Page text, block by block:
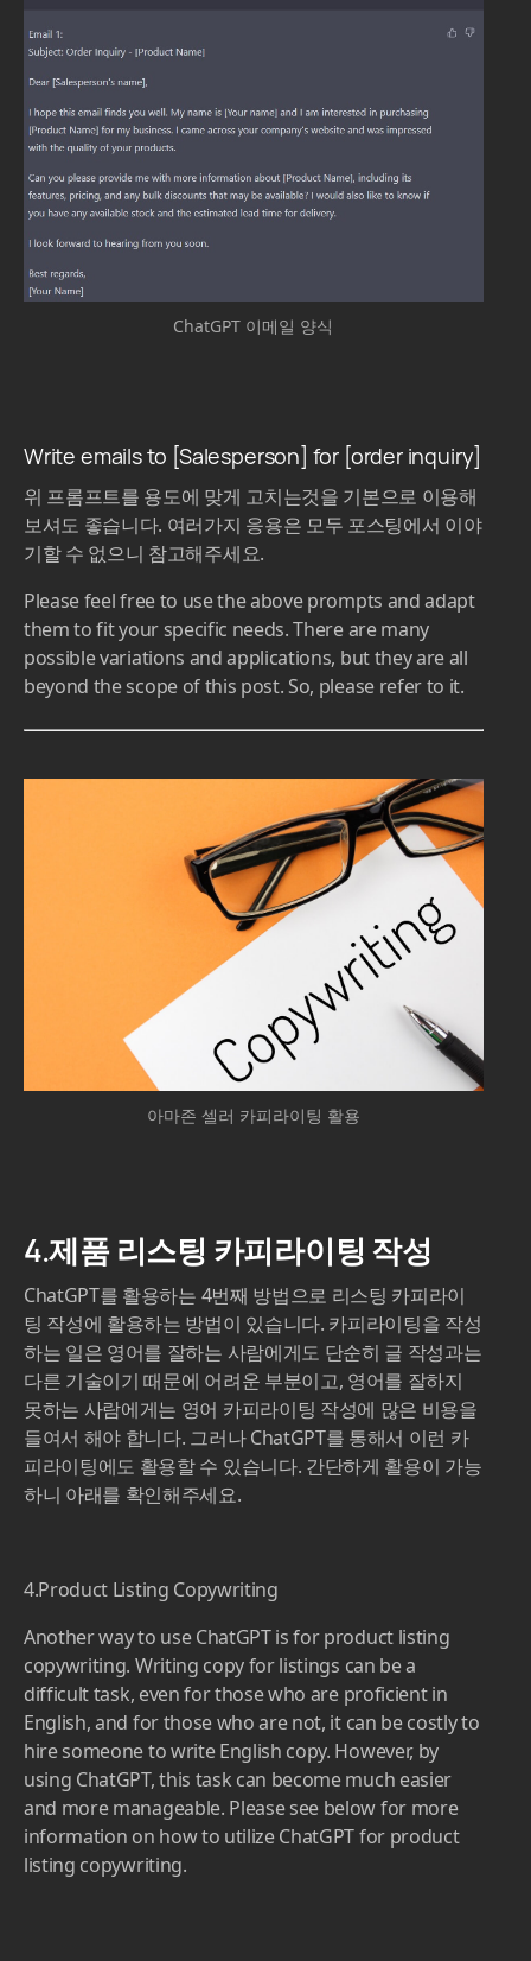
ChatGPT 이메일 양식
Write emails to [Salesperson] for [order inquiry]
위 프롬프트를 용도에 맞게 고치는것을 기본으로 이용해
보셔도 좋습니다. 여러가지 응용은 모두 포스팅에서 이야
기할 수 없으니 참고해주세요.
them to fit your specific needs. There are many
possible variations and applications, but they are all
beyond the scope of this post. So, please refer to it.
아마존 셀러 카피라이팅 활용
4.제품 리스팅 카피라이팅 작성
ChatGPT를 활용하는 4번째 방법으로 리스팅 카피라이
팅 작성에 활용하는 방법이 있습니다. 카피라이팅을 작성
하는 일은 영어를 잘하는 사람에게도 단순히 글 작성과는
들여서 해야 합니다. 그러나 ChatGPT를 통해서 이런 카
하니 아래를 확인해주세요.
4.Product Listing Copywriting
Another way to use ChatGPT is for product listing
copywriting. Writing copy for listings can be a
difficult task, even for those who are proficient in
English, and for those who are not, it can be costly to